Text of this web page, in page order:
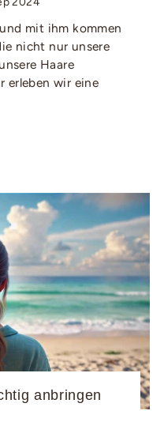
mit ihm kommen
nicht nur unsere
Haare
erleben wir eine
anbringen